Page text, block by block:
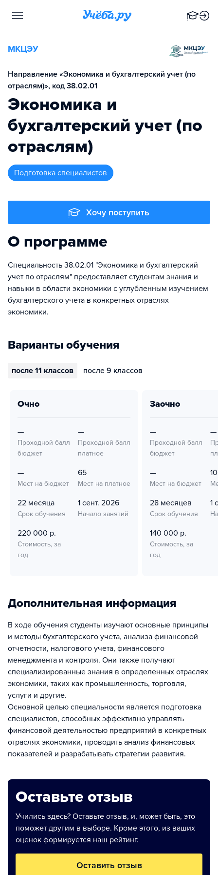
МКЦЭУ
Направление «Экономика и бухгалтерский учет (по
отраслям)», код 38.02.01
Экономика и
бухгалтерский учет (по
отраслям)
подготовка специалистов
Хочу поступить
О программе
Специальность 38.02.01 "Экономика и бухгалтерский
учет по отраслям" предоставляет студентам знания и
навыки в области экономики с углубленным изучением
бухгалтерского учета в конкретных отраслях
экономики.
Варианты обучения
после 11 классов после 9 классов
очно
—
Проходной балл
бюджет
—
Проходной балл
платное
—
Мест на бюджет
65
Мест на платное
22 месяца
Срок обучения
1 сент. 2026
Начало занятий
220 000 р.
Стоимость, за
год
заочно
—
Проходной балл
бюджет
—
—
Мест на бюджет
28 месяцев
Срок обучения
1
140 000 р.
Стоимость, за
год
Дополнительная информация
В ходе обучения студенты изучают основные принципы
и методы бухгалтерского учета, анализа финансовой
отчетности, налогового учета, финансового
менеджмента и контроля. Они также получают
специализированные знания в определенных отраслях
экономики, таких как промышленность, торговля,
услуги и другие.
Основной целью специальности является подготовка
специалистов, способных эффективно управлять
финансовой деятельностью предприятий в конкретных
отраслях экономики, проводить анализ финансовых
показателей и разрабатывать стратегии развития.
Оставьте отзыв
Учились здесь? Оставьте отзыв, и, может быть, это
поможет другим в выборе. Кроме этого, из ваших
оценок формируется наш рейтинг.
Оставить отзыв